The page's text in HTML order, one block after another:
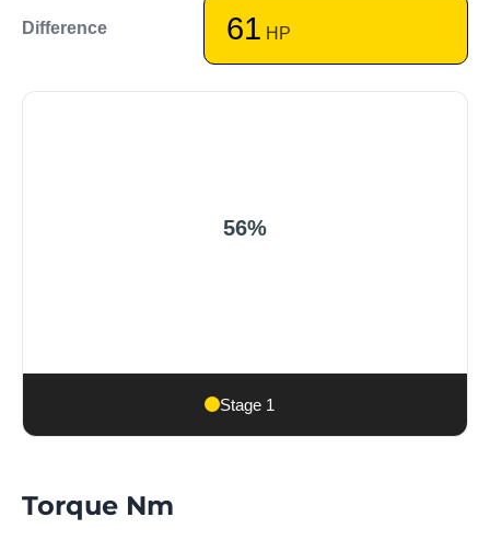
Difference 61 HP
56%
Stage 1
Torque Nm